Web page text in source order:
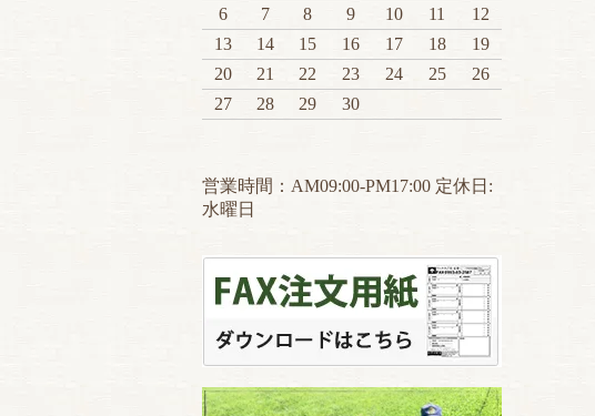
6
7 8 9 10 11
12
13
14 15 16 17 18
19
20
21 22 23 24 25
26
27
28 29 30
営業時間：AM09:00-PM17:00 定休日:
水曜日